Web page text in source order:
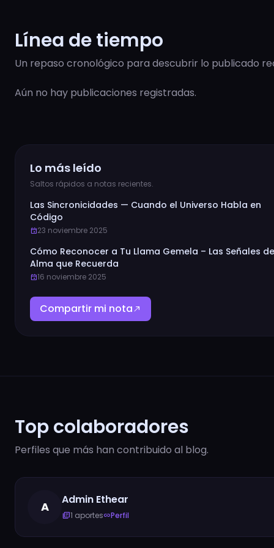
Línea de tiempo
Un repaso cronológico para descubrir lo publicado
Aún no hay publicaciones registradas.
Lo más leído
Saltos rápidos a notas recientes.
Las Sincronicidades — Cuando el Universo Habla en
Código
event23 noviembre 2025
Cómo Reconocer a Tu Llama Gemela – Las Señales
Alma que Recuerda
event16 noviembre 2025
Compartir mi notanorth_east
Top colaboradores
Perfiles que más han contribuido al blog.
A Admin Ethear
library_books1 aporteslinkPerfil